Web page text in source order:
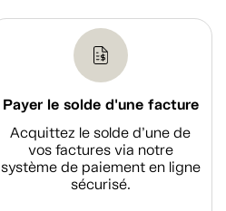
Payer le solde d'une facture
Acquittez le solde d’une de
vos factures via notre
système de paiement en ligne
sécurisé.